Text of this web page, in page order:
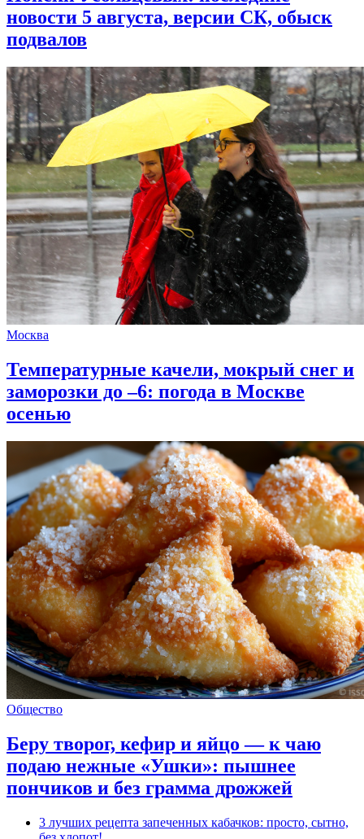
новости 5 августа, версии СК, обыск
подвалов
Москва
Температурные качели, мокрый снег и
заморозки до –6: погода в Москве
осенью
Общество
Беру творог, кефир и яйцо — к чаю
подаю нежные «Ушки»: пышнее
пончиков и без грамма дрожжей
3 лучших рецепта запеченных кабачков: просто, сытно,